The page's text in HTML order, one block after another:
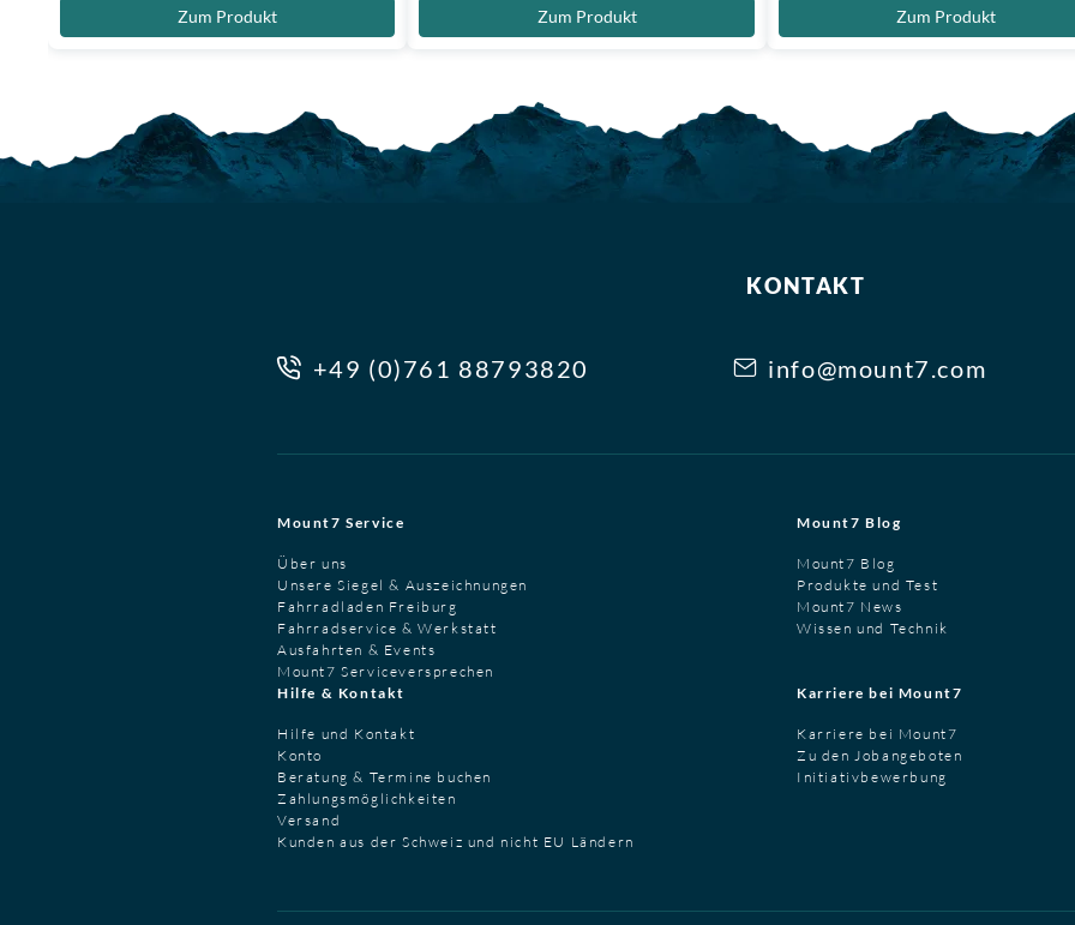
Zum Produkt Zum Produkt Zum Produkt
KONTAKT
+49 (0)761 88793820 info@mount7.com
Mount7 Service
Über uns
Unsere Siegel & Auszeichnungen
Fahrradladen Freiburg
Fahrradservice & Werkstatt
Ausfahrten & Events
Mount7 Serviceversprechen
Mount7 Blog
Mount7 Blog
Produkte und Test
Mount7 News
Wissen und Technik
Hilfe & Kontakt
Hilfe und Kontakt
Konto
Beratung & Termine buchen
Zahlungsmöglichkeiten
Versand
Kunden aus der Schweiz und nicht EU Ländern
Karriere bei Mount7
Karriere bei Mount7
Zu den Jobangeboten
Initiativbewerbung